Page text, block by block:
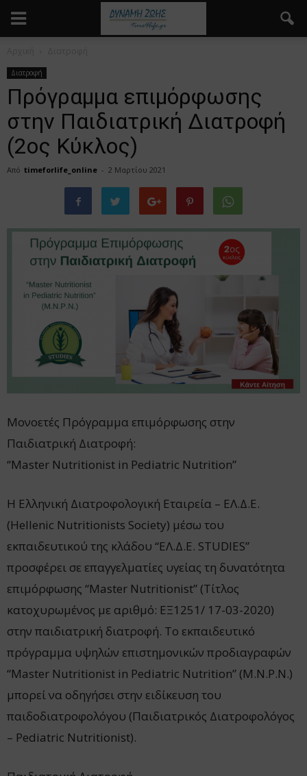
Διατροφή
Πρόγραμμα επιμόρφωσης
στην Παιδιατρική Διατροφή
(2ος Κύκλος)
Από timeforlife_online - 2 Μαρτίου 2021
Μονοετές Πρόγραμμα επιμόρφωσης στην
Παιδιατρική Διατροφή:
“Master Nutritionist in Pediatric Nutrition”
Η Ελληνική Διατροφολογική Εταιρεία – ΕΛ.Δ.Ε.
(Hellenic Nutritionists Society) μέσω του
εκπαιδευτικού της κλάδου “ΕΛ.Δ.Ε. STUDIES”
προσφέρει σε επαγγελματίες υγείας τη δυνατότητα
επιμόρφωσης “Master Nutritionist” (Τίτλος
κατοχυρωμένος με αριθμό: ΕΞ1251/ 17-03-2020)
στην παιδιατρική διατροφή. Το εκπαιδευτικό
πρόγραμμα υψηλών επιστημονικών προδιαγραφών
“Master Nutritionist in Pediatric Nutrition” (M.N.P.N.)
μπορεί να οδηγήσει στην ειδίκευση του
παιδοδιατροφολόγου (Παιδιατρικός Διατροφολόγος
– Pediatric Nutritionist).